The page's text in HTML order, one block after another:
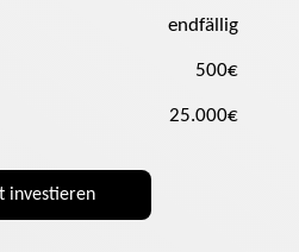
endfällig
500€
25.000€
investieren